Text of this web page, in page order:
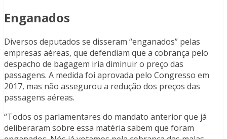
Enganados
Diversos deputados se disseram “enganados” pelas
empresas aéreas, que defendiam que a cobrança pelo
despacho de bagagem iria diminuir o preço das
passagens. A medida foi aprovada pelo Congresso em
2017, mas não assegurou a redução dos preços das
passagens aéreas.
“Todos os parlamentares do mandato anterior que já
deliberaram sobre essa matéria sabem que foram